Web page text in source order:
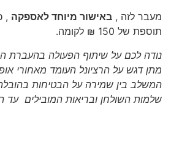
מעבר לזה , באישור מיוחד לאספקה ,
תוספת של 150 ₪ לקומה.
נודה לכם על שיתוף הפעולה בהעברת
מתן דגש על הרציונל העומד מאחורי
המשלב בין שמירה על הבטיחות
שלמות השולחן ובריאות המובילים עד